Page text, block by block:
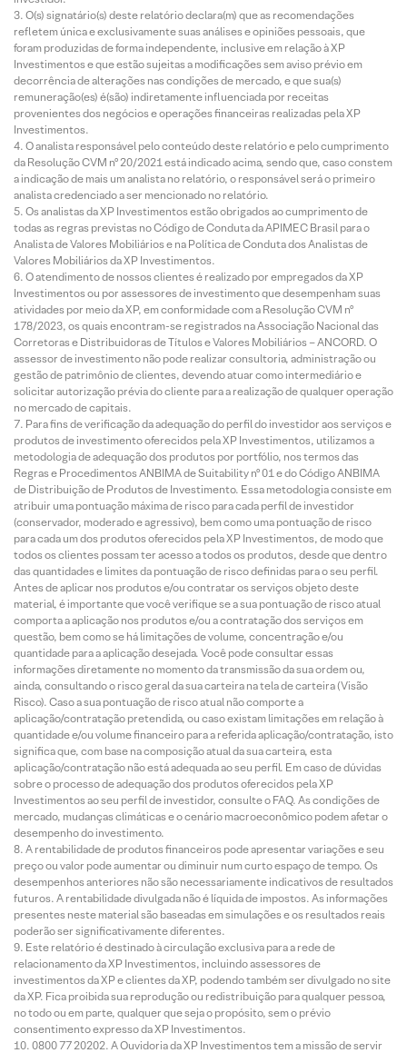
O(s) signatário(s) deste relatório declara(m) que as recomendações
refletem única e exclusivamente suas análises e opiniões pessoais, que
foram produzidas de forma independente, inclusive em relação à XP
Investimentos e que estão sujeitas a modificações sem aviso prévio em
decorrência de alterações nas condições de mercado, e que sua(s)
remuneração(es) é(são) indiretamente influenciada por receitas
provenientes dos negócios e operações financeiras realizadas pela XP
Investimentos.
O analista responsável pelo conteúdo deste relatório e pelo cumprimento
da Resolução CVM nº 20/2021 está indicado acima, sendo que, caso constem
a indicação de mais um analista no relatório, o responsável será o primeiro
analista credenciado a ser mencionado no relatório.
Os analistas da XP Investimentos estão obrigados ao cumprimento de
todas as regras previstas no Código de Conduta da APIMEC Brasil para o
Analista de Valores Mobiliários e na Política de Conduta dos Analistas de
Valores Mobiliários da XP Investimentos.
O atendimento de nossos clientes é realizado por empregados da XP
Investimentos ou por assessores de investimento que desempenham suas
atividades por meio da XP, em conformidade com a Resolução CVM nº
178/2023, os quais encontram-se registrados na Associação Nacional das
Corretoras e Distribuidoras de Títulos e Valores Mobiliários – ANCORD. O
assessor de investimento não pode realizar consultoria, administração ou
gestão de patrimônio de clientes, devendo atuar como intermediário e
solicitar autorização prévia do cliente para a realização de qualquer operação
no mercado de capitais.
Para fins de verificação da adequação do perfil do investidor aos serviços e
produtos de investimento oferecidos pela XP Investimentos, utilizamos a
metodologia de adequação dos produtos por portfólio, nos termos das
Regras e Procedimentos ANBIMA de Suitability nº 01 e do Código ANBIMA
de Distribuição de Produtos de Investimento. Essa metodologia consiste em
atribuir uma pontuação máxima de risco para cada perfil de investidor
(conservador, moderado e agressivo), bem como uma pontuação de risco
para cada um dos produtos oferecidos pela XP Investimentos, de modo que
todos os clientes possam ter acesso a todos os produtos, desde que dentro
das quantidades e limites da pontuação de risco definidas para o seu perfil.
Antes de aplicar nos produtos e/ou contratar os serviços objeto deste
material, é importante que você verifique se a sua pontuação de risco atual
comporta a aplicação nos produtos e/ou a contratação dos serviços em
questão, bem como se há limitações de volume, concentração e/ou
quantidade para a aplicação desejada. Você pode consultar essas
informações diretamente no momento da transmissão da sua ordem ou,
ainda, consultando o risco geral da sua carteira na tela de carteira (Visão
Risco). Caso a sua pontuação de risco atual não comporte a
aplicação/contratação pretendida, ou caso existam limitações em relação à
quantidade e/ou volume financeiro para a referida aplicação/contratação, isto
significa que, com base na composição atual da sua carteira, esta
aplicação/contratação não está adequada ao seu perfil. Em caso de dúvidas
sobre o processo de adequação dos produtos oferecidos pela XP
Investimentos ao seu perfil de investidor, consulte o FAQ. As condições de
mercado, mudanças climáticas e o cenário macroeconômico podem afetar o
desempenho do investimento.
A rentabilidade de produtos financeiros pode apresentar variações e seu
preço ou valor pode aumentar ou diminuir num curto espaço de tempo. Os
desempenhos anteriores não são necessariamente indicativos de resultados
futuros. A rentabilidade divulgada não é líquida de impostos. As informações
presentes neste material são baseadas em simulações e os resultados reais
poderão ser significativamente diferentes.
Este relatório é destinado à circulação exclusiva para a rede de
relacionamento da XP Investimentos, incluindo assessores de
investimentos da XP e clientes da XP, podendo também ser divulgado no site
da XP. Fica proibida sua reprodução ou redistribuição para qualquer pessoa,
no todo ou em parte, qualquer que seja o propósito, sem o prévio
consentimento expresso da XP Investimentos.
0800 77 20202. A Ouvidoria da XP Investimentos tem a missão de servir